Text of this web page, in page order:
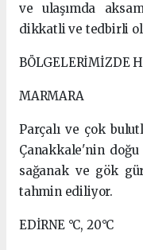
ve ulaşımda
dikkatli ve tedbirli
BÖLGELERİMİZDE
MARMARA
Parçalı ve çok
Çanakkale'nin
sağanak ve gök
tahmin ediliyor.
EDİRNE °C, 20°C